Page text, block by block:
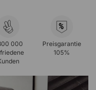
000
%
Preisgarantie
105%